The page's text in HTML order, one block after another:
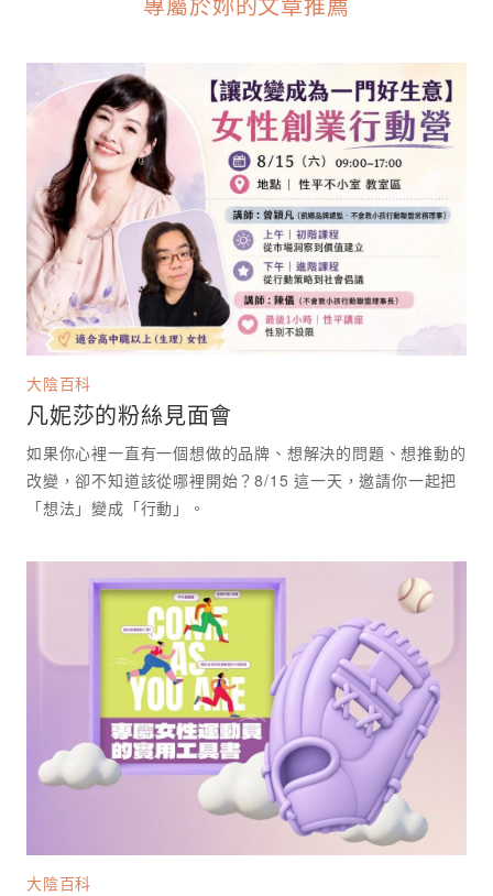
大陰百科
凡妮莎的粉絲見面會
如果你心裡一直有一個想做的品牌、想解決的問題、想推動的
改變，卻不知道該從哪裡開始？8/15 這一天，邀請你一起把
「想法」變成「行動」。
大陰百科